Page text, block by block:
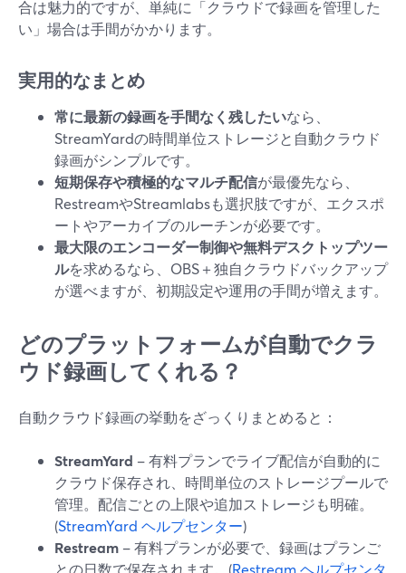
合は魅力的ですが、単純に「クラウドで録画を管理した
い」場合は手間がかかります。
実用的なまとめ
常に最新の録画を手間なく残したいなら、
StreamYardの時間単位ストレージと自動クラウド
録画がシンプルです。
短期保存や積極的なマルチ配信が最優先なら、
RestreamやStreamlabsも選択肢ですが、エクスポ
ートやアーカイブのルーチンが必要です。
最大限のエンコーダー制御や無料デスクトップツー
ルを求めるなら、OBS＋独自クラウドバックアップ
が選べますが、初期設定や運用の手間が増えます。
どのプラットフォームが自動でクラ
ウド録画してくれる？
自動クラウド録画の挙動をざっくりまとめると：
StreamYard – 有料プランでライブ配信が自動的に
クラウド保存され、時間単位のストレージプールで
管理。配信ごとの上限や追加ストレージも明確。
(StreamYard ヘルプセンター)
Restream – 有料プランが必要で、録画はプランご
との日数で保存されます。(Restream ヘルプセンタ